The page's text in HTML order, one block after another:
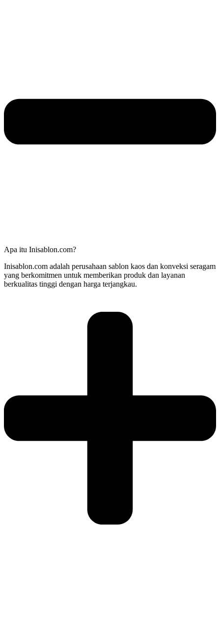
Apa itu Inisablon.com?
Inisablon.com adalah perusahaan sablon kaos dan konveksi seragam
yang berkomitmen untuk memberikan produk dan layanan
berkualitas tinggi dengan harga terjangkau.